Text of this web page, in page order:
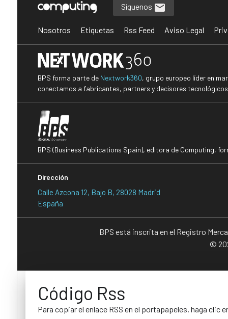
Síguenos
Nosotros Etiquetas Rss Feed Aviso Legal
BPS forma parte de Nextwork360, grupo europeo líder en
conectamos a fabricantes, partners y decisores
BPS (Business Publications Spain), editora de Computing,
Dirección
Calle Azcona 12, Bajo B, 28028 Madrid
España
BPS está inscrita en el Registro
©
Código Rss
Para copiar el enlace RSS en el portapapeles, haga clic